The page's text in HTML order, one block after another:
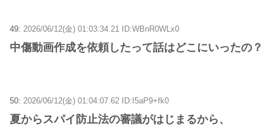
49: 2026/06/12(金) 01:03:34.21 ID:WBnR0WLx0
中傷動画作成を依頼したって話はどこにいったの？
50: 2026/06/12(金) 01:04:07.62 ID:I5aP9+fk0
夏からスパイ防止法の審議がはじまるから、